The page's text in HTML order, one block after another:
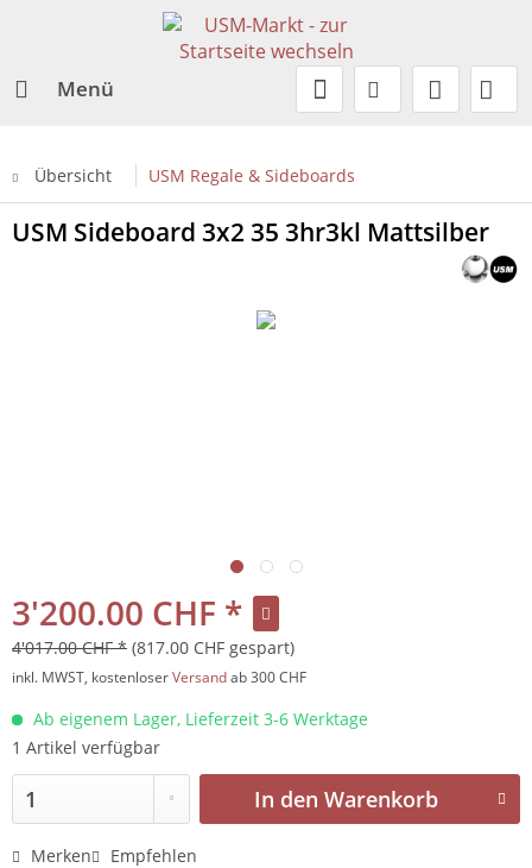
Menü
Übersicht USM Regale & Sideboards
USM Sideboard 3x2 35 3hr3kl Mattsilber
3'200.00 CHF *
4'017.00 CHF * (817.00 CHF gespart)
inkl. MWST, kostenloserVersandab 300 CHF
Ab eigenem Lager, Lieferzeit 3-6 Werktage
1 Artikel verfügbar
In den Warenkorb
Merken Empfehlen